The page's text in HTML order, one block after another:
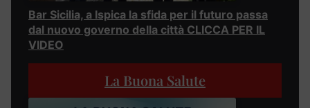
Bar Sicilia, a Ispica la sfida per il futuro passa
dal nuovo governo della città CLICCA PER IL
VIDEO
La Buona Salute